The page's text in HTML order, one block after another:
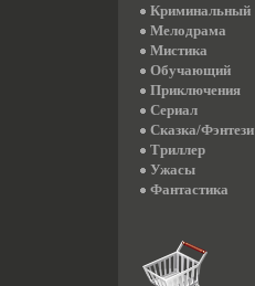
Криминальный
Мелодрама
Мистика
Обучающий
Приключения
Сериал
Сказка/Фэнтези
Триллер
Ужасы
Фантастика